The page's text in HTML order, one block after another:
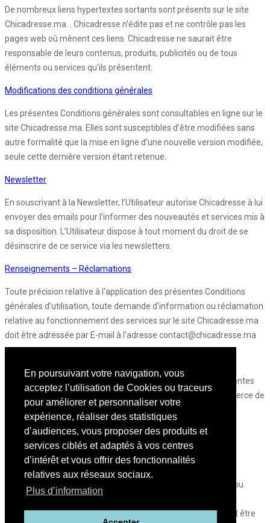
En poursuivant votre navigation, vous
acceptez l’utilisation de Cookies ou traceurs
pour améliorer et personnaliser votre
expérience, réaliser des statistiques
d’audiences, vous proposer des produits et
services ciblés et adaptés à vos centres
d’intérêt et vous offrir des fonctionnalités
relatives aux réseaux sociaux.
Plus d’information
De nombreux liens hypertextes sortants sont présents sur le site
Chicadresse.ma. . Chicadresse n'édite pas et ne contrôle pas les
pages web où mènent ces liens. Chicadresse ne saurait être
responsable de leurs contenus, produits, publicités ou de tous
éléments ou services qu'ils présentent.
Modifications des conditions générales
Les présentes Conditions générales sont consultables en ligne sur le
site Chicadresse.ma. Elles sont susceptibles d'être modifiées sans
autre formalité que la mise en ligne d'une nouvelle version modifiée,
seule cette dernière version étant retenue.
Newsletter
En souscrivant à la Newsletter, l’Utilisateur autorise Chicadresse à lui
envoyer des emails pour l’informer des nouveautés et services mis à
sa disposition. L’Utilisateur dispose à tout moment du droit de se
désinscrire de ce service via les newsletters.
Renseignements – Réclamations
Toute précision relative à l'application des présentes Conditions
générales d’utilisation, toute demande d'information ou réclamation
relative au fonctionnement des services sur le site Chicadresse.ma
doit être adressée par E-mail à l'adresse contact@chicadresse.ma
Tout litige portant sur l'interprétation ou l'exécution des présentes
sera soumis à la compétence exclusive du Tribunal de Commerce de
Casablanca, la loi marocaine étant applicable au fond et à la
procédure.
Confidentialité :
L’Utilisateur considérera comme strictement confidentiel, et
s'interdit de divulguer, toute information, document, donnée ou
l’utilisation de la plateforme. L’Utilisateur, toutefois, ne saurait être